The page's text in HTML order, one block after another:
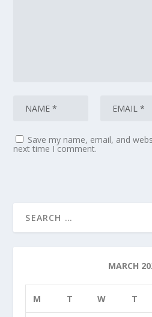
Save my name, email, and
next time I comment.
MARCH
M T W T